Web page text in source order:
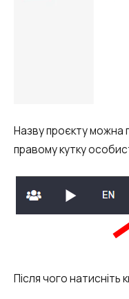
Назву проєкту можна
правому кутку
Після чого натисніть